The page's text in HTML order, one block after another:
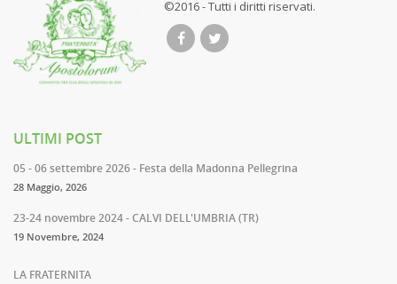
©2016 - Tutti i diritti riservati.
ULTIMI POST
05 - 06 settembre 2026 - Festa della Madonna Pellegrina
28 Maggio, 2026
23-24 novembre 2024 - CALVI DELL'UMBRIA (TR)
19 Novembre, 2024
LA FRATERNITA